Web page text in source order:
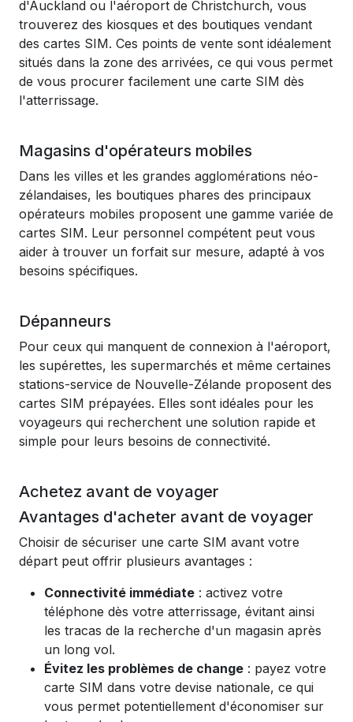
d'Auckland ou l'aéroport de Christchurch, vous
trouverez des kiosques et des boutiques vendant
des cartes SIM. Ces points de vente sont idéalement
situés dans la zone des arrivées, ce qui vous permet
de vous procurer facilement une carte SIM dès
l'atterrissage.
Magasins d'opérateurs mobiles
Dans les villes et les grandes agglomérations néo-
zélandaises, les boutiques phares des principaux
opérateurs mobiles proposent une gamme variée de
cartes SIM. Leur personnel compétent peut vous
aider à trouver un forfait sur mesure, adapté à vos
besoins spécifiques.
Dépanneurs
Pour ceux qui manquent de connexion à l'aéroport,
les supérettes, les supermarchés et même certaines
stations-service de Nouvelle-Zélande proposent des
cartes SIM prépayées. Elles sont idéales pour les
voyageurs qui recherchent une solution rapide et
simple pour leurs besoins de connectivité.
Achetez avant de voyager
Avantages d'acheter avant de voyager
Choisir de sécuriser une carte SIM avant votre
départ peut offrir plusieurs avantages :
Connectivité immédiate : activez votre
téléphone dès votre atterrissage, évitant ainsi
les tracas de la recherche d'un magasin après
un long vol.
Évitez les problèmes de change : payez votre
carte SIM dans votre devise nationale, ce qui
vous permet potentiellement d'économiser sur